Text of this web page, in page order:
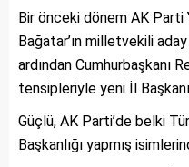
Bir önceki dönem AK Parti
Bağatar’ın milletvekili aday
ardından Cumhurbaşkanı
tensipleriyle yeni İl
Güçlü, AK Parti’de belki
Başkanlığı yapmış